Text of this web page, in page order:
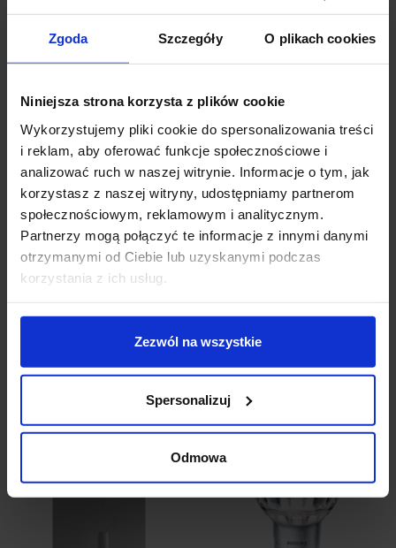
Zgoda Szczegóły O plikach cookies
Niniejsza strona korzysta z plików cookie
Wykorzystujemy pliki cookie do spersonalizowania treści
i reklam, aby oferować funkcje społecznościowe i
analizować ruch w naszej witrynie. Informacje o tym, jak
korzystasz z naszej witryny, udostępniamy partnerom
społecznościowym, reklamowym i analitycznym.
Partnerzy mogą połączyć te informacje z innymi danymi
otrzymanymi od Ciebie lub uzyskanymi podczas
korzystania z ich usług.
Zezwól na wszystkie
Spersonalizuj
Odmowa
tuba gipsowa
736,10 zł
Zobacz szczegóły
Round 1252011
969,00 zł
Zobacz szczegóły